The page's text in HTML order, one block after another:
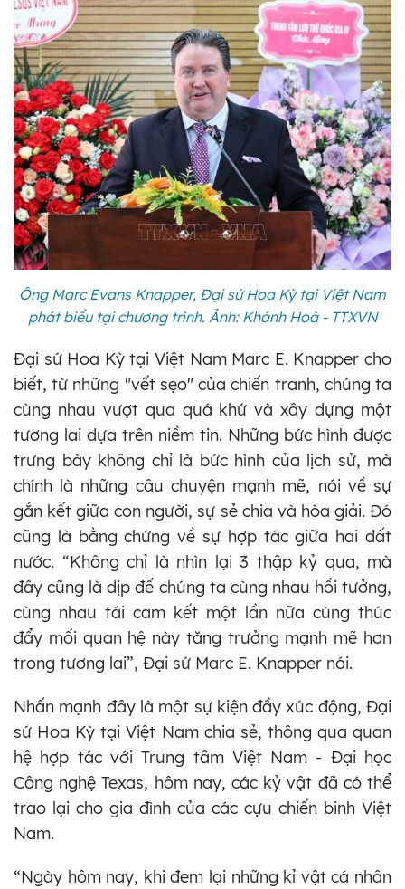
Ông Marc Evans Knapper, Đại sứ Hoa Kỳ tại Việt Nam
phát biểu tại chương trình. Ảnh: Khánh Hoà - TTXVN
Đại sứ Hoa Kỳ tại Việt Nam Marc E. Knapper cho
biết, từ những "vết sẹo" của chiến tranh, chúng ta
cùng nhau vượt qua quá khứ và xây dựng một
tương lai dựa trên niềm tin. Những bức hình được
trưng bày không chỉ là bức hình của lịch sử, mà
chính là những câu chuyện mạnh mẽ, nói về sự
gắn kết giữa con người, sự sẻ chia và hòa giải. Đó
cũng là bằng chứng về sự hợp tác giữa hai đất
nước. “Không chỉ là nhìn lại 3 thập kỷ qua, mà
đây cũng là dịp để chúng ta cùng nhau hồi tưởng,
cùng nhau tái cam kết một lần nữa cùng thúc
đẩy mối quan hệ này tăng trưởng mạnh mẽ hơn
trong tương lai”, Đại sứ Marc E. Knapper nói.
Nhấn mạnh đây là một sự kiện đầy xúc động, Đại
sứ Hoa Kỳ tại Việt Nam chia sẻ, thông qua quan
hệ hợp tác với Trung tâm Việt Nam - Đại học
Công nghệ Texas, hôm nay, các kỷ vật đã có thể
trao lại cho gia đình của các cựu chiến binh Việt
Nam.
“Ngày hôm nay, khi đem lại những kỉ vật cá nhân